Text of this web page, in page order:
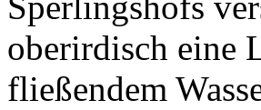
oberirdisch eine
fließendem